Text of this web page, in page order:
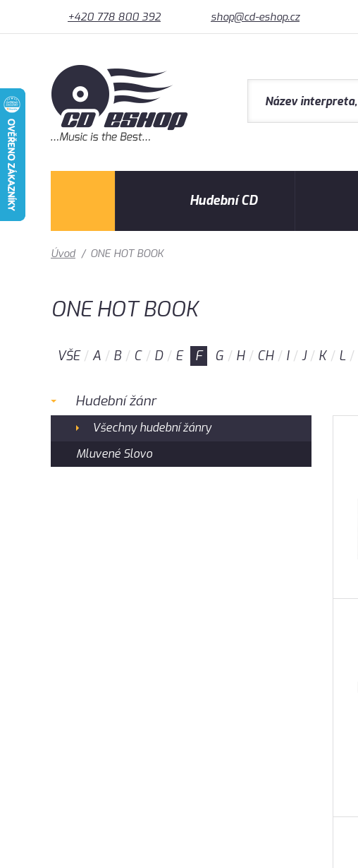
+420 778 800 392 shop@cd-eshop.cz
Hudební CD
Úvod / ONE HOT BOOK
ONE HOT BOOK
VŠE A B C D E F G H CH I J K L
Hudební žánr
Všechny hudební žánry
Mluvené Slovo